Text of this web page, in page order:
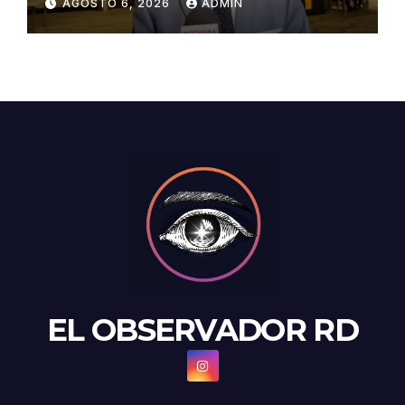
aulas y maestros
AGOSTO 6, 2026 ADMIN
EL OBSERVADOR RD